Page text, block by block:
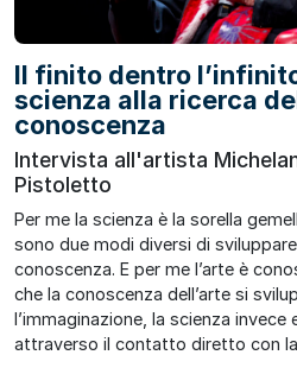
Il finito dentro
scienza alla ricerca
conoscenza
Intervista all'artista
Pistoletto
Per me la scienza è la sorella
sono due modi diversi di
conoscenza. E per me l’arte è
che la conoscenza dell’arte si
l’immaginazione, la scienza invece
attraverso il contatto diretto con